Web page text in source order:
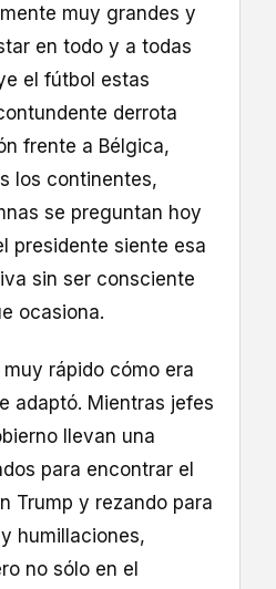
muy grandes y
en todo y a todas
el fútbol estas
derrota
frente a Bélgica,
los continentes,
se preguntan hoy
presidente siente esa
sin ser consciente
ocasiona.
rápido cómo era
adaptó. Mientras jefes
llevan una
para encontrar el
Trump y rezando para
humillaciones,
no sólo en el